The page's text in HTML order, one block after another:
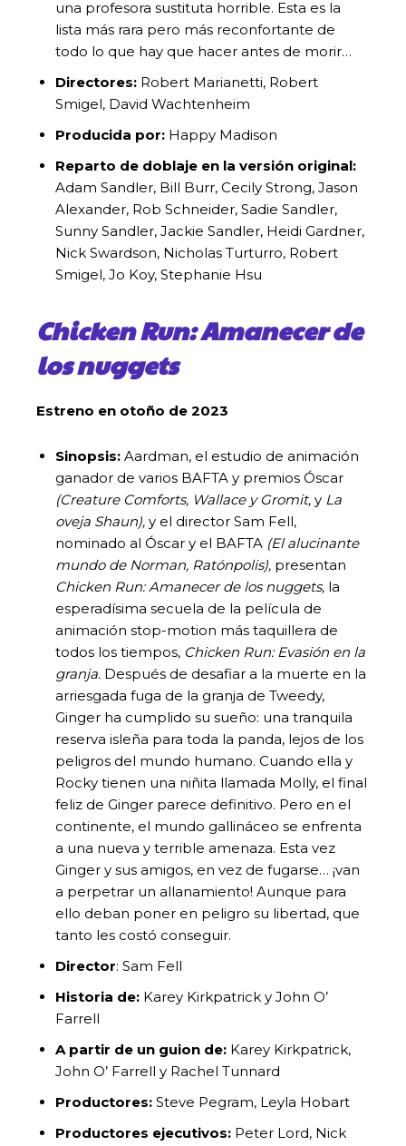
una profesora sustituta horrible. Esta es la
lista más rara pero más reconfortante de
todo lo que hay que hacer antes de morir…
Directores: Robert Marianetti, Robert
Smigel, David Wachtenheim
Producida por: Happy Madison
Reparto de doblaje en la versión original:
Adam Sandler, Bill Burr, Cecily Strong, Jason
Alexander, Rob Schneider, Sadie Sandler,
Sunny Sandler, Jackie Sandler, Heidi Gardner,
Nick Swardson, Nicholas Turturro, Robert
Smigel, Jo Koy, Stephanie Hsu
Chicken Run: Amanecer de
los nuggets
Estreno en otoño de 2023
Sinopsis: Aardman, el estudio de animación
ganador de varios BAFTA y premios Óscar
(Creature Comforts, Wallace y Gromit, y La
oveja Shaun), y el director Sam Fell,
nominado al Óscar y el BAFTA (El alucinante
mundo de Norman, Ratónpolis), presentan
Chicken Run: Amanecer de los nuggets, la
esperadísima secuela de la película de
animación stop-motion más taquillera de
todos los tiempos, Chicken Run: Evasión en la
granja. Después de desafiar a la muerte en la
arriesgada fuga de la granja de Tweedy,
Ginger ha cumplido su sueño: una tranquila
reserva isleña para toda la panda, lejos de los
peligros del mundo humano. Cuando ella y
Rocky tienen una niñita llamada Molly, el final
feliz de Ginger parece definitivo. Pero en el
continente, el mundo gallináceo se enfrenta
a una nueva y terrible amenaza. Esta vez
Ginger y sus amigos, en vez de fugarse… ¡van
a perpetrar un allanamiento! Aunque para
ello deban poner en peligro su libertad, que
tanto les costó conseguir.
Director: Sam Fell
Historia de: Karey Kirkpatrick y John O’
Farrell
A partir de un guion de: Karey Kirkpatrick,
John O’ Farrell y Rachel Tunnard
Productores: Steve Pegram, Leyla Hobart
Productores ejecutivos: Peter Lord, Nick